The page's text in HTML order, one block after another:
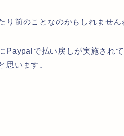
り前のことなのかもしれません
Paypalで払い戻しが実施され
思います。